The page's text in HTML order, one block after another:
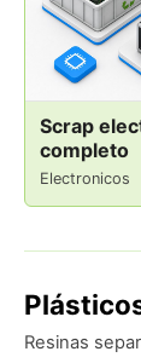
Scrap
completo
Electronicos
Resinas